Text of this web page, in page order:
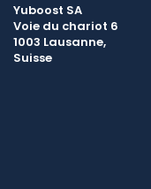
Yuboost SA
Voie du chariot 6
1003 Lausanne,
Suisse